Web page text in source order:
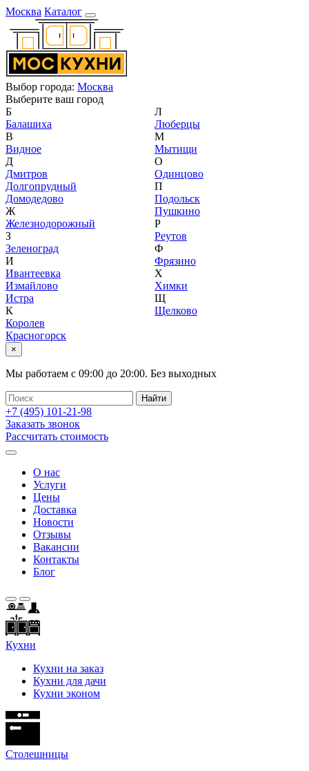
Москва Каталог
Выбор города: Москва
Выберите ваш город
Б
Балашиха
В
Видное
Д
Дмитров
Долгопрудный
Домодедово
Ж
Железнодорожный
З
Зеленоград
И
Ивантеевка
Измайлово
Истра
К
Королев
Красногорск
Л
Люберцы
М
Мытищи
О
Одинцово
П
Подольск
Пушкино
Р
Реутов
Ф
Фрязино
Х
Химки
Щ
Щелково
×
Мы работаем с 09:00 до 20:00. Без выходных
+7 (495) 101-21-98
Заказать звонок
Рассчитать стоимость
О нас
Услуги
Цены
Доставка
Новости
Отзывы
Вакансии
Контакты
Блог
Кухни
Кухни на заказ
Кухни для дачи
Кухни эконом
Cтолешницы